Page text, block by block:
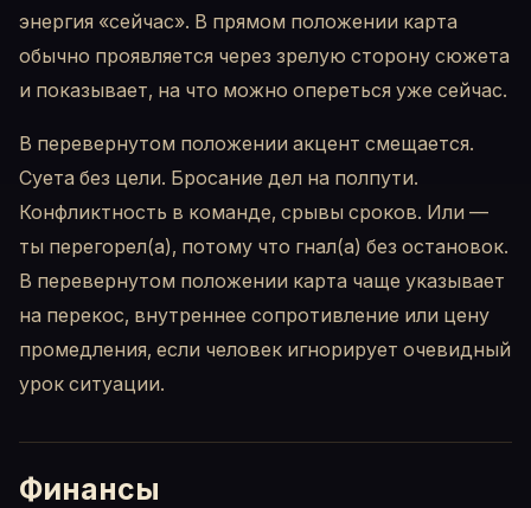
энергия «сейчас». В прямом положении карта
обычно проявляется через зрелую сторону сюжета
и показывает, на что можно опереться уже сейчас.
В перевернутом положении акцент смещается.
Суета без цели. Бросание дел на полпути.
Конфликтность в команде, срывы сроков. Или —
ты перегорел(а), потому что гнал(а) без остановок.
В перевернутом положении карта чаще указывает
на перекос, внутреннее сопротивление или цену
промедления, если человек игнорирует очевидный
урок ситуации.
Финансы